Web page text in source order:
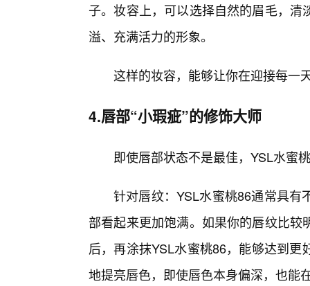
子。妆容上，可以选择自然的眉毛，
溢、充满活力的形象。
这样的妆容，能够让你在迎接每一
4.唇部“小瑕疵”的修饰大师
即使唇部状态不是最佳，YSL水蜜
针对唇纹：YSL水蜜桃86通常具有
部看起来更加饱满。如果你的唇纹比
后，再涂抹YSL水蜜桃86，能够达到
地提亮唇色，即使唇色本身偏深，也能